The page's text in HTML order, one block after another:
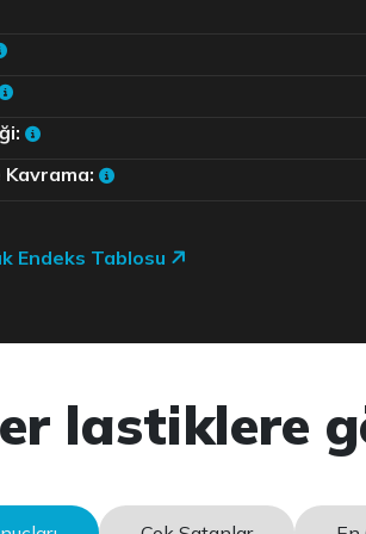
Kavrama:
Endeks Tablosu
lastiklere